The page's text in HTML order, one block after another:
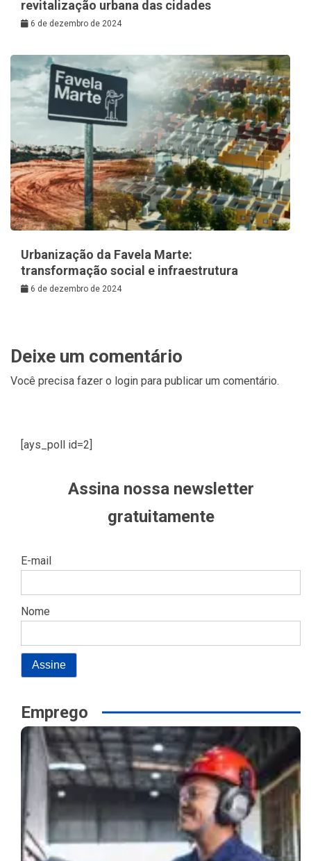
revitalização urbana das cidades
6 de dezembro de 2024
Urbanização da Favela Marte:
transformação social e infraestrutura
6 de dezembro de 2024
Deixe um comentário
Você precisa fazer o login para publicar um comentário.
[ays_poll id=2]
Assina nossa newsletter
gratuitamente
E-mail
Nome
Emprego